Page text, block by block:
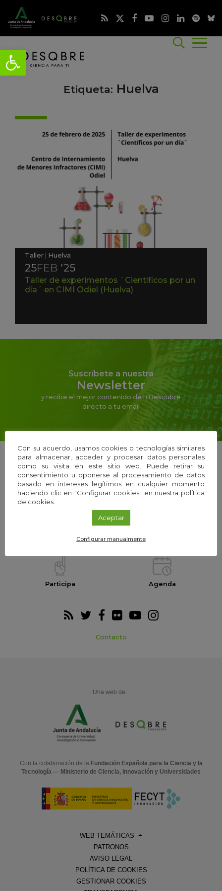
Etiqueta: Huelva
Taller | Huelva
25FEB '25
Taller de experimentos `Científicos por un
día´ en CIMI Odiel (Huelva)
Suscríbete a nuestra
Newsletter
y recibe el mejor contenido de i+Descubre
directo a tu email
La Fundación Equipo
Participa Agenda
Contacto
Una web de:
Con la colaboración de la Fundación Española para la Ciencia y la
Tecnología — Ministerio de Ciencia, Innovación y Universidades
WEB TEMÁTICAS
PATRONOS
AVISO LEGAL
POLÍTICA DE COOKIES
GESTIONAR COOKIES
Con su acuerdo, usamos cookies o tecnologías similares
para almacenar, acceder y procesar datos personales
como su visita en este sitio web. Puede retirar su
consentimiento u oponerse al procesamiento de datos
basado en intereses legítimos en cualquier momento
haciendo clic en "Configurar cookies" en nuestra política
de cookies.
Aceptar
Configurar manualmente